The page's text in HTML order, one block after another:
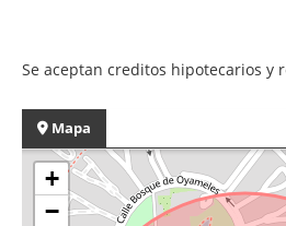
Se aceptan creditos hipotecarios y
Mapa
+
−